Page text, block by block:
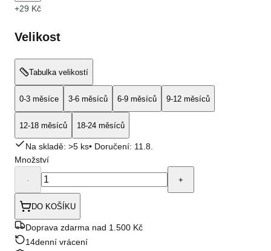
+29 Kč
Velikost
Tabulka velikostí
0-3 měsíce 3-6 měsíců 6-9 měsíců 9-12 měsíců
12-18 měsíců 18-24 měsíců
Na skladě: >5 ks• Doručení: 11.8.
Množství
- +
DO KOŠÍKU
Doprava zdarma nad 1.500 Kč
14denní vrácení